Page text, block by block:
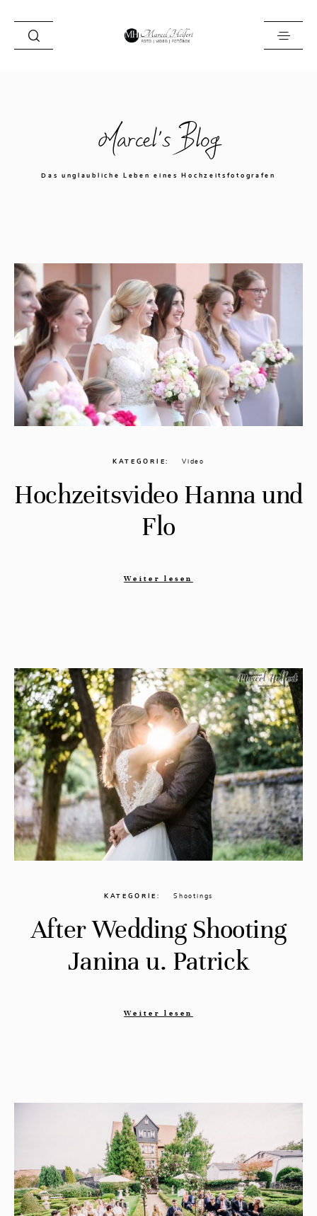
Blog
Kontakt
Marcel's Blog
Das unglaubliche Leben eines Hochzeitsfotografen
KATEGORIE Video
Hochzeitsvideo Hanna und
Flo
Weiter lesen
KATEGORIE Shootings
After Wedding Shooting
Janina u. Patrick
Weiter lesen